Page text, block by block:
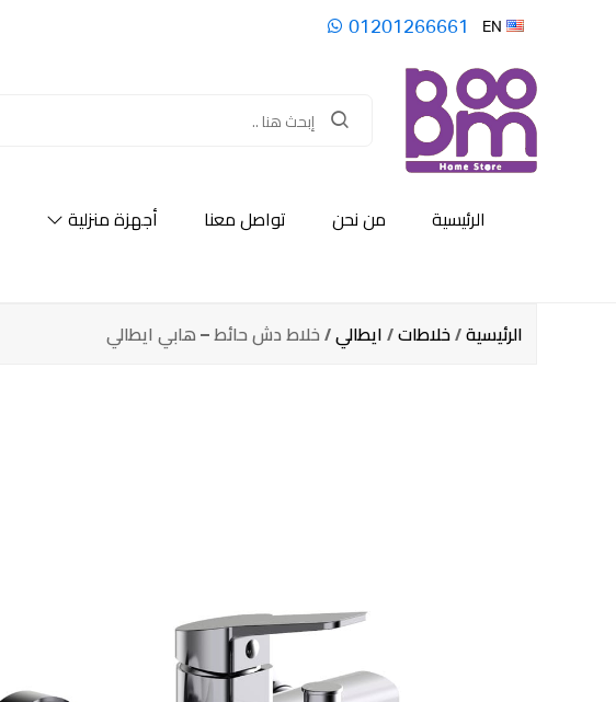
EN
01201266661
الرئيسية من نحن تواصل معنا أجهزة منزلية
الرئيسية / خلاطات / ايطالي / خلاط دش حائط – هابي ايطالي